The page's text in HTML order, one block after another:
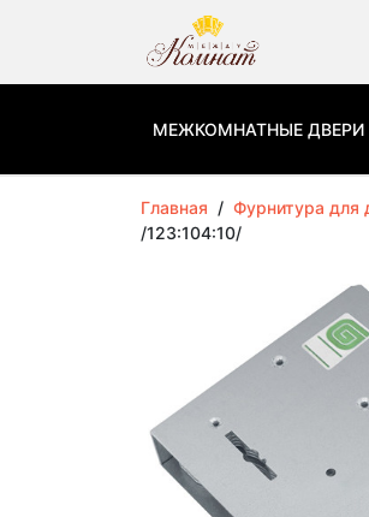
МЕЖКОМНАТНЫЕ ДВЕРИ
Главная / Фурнитура для
/123:104:10/